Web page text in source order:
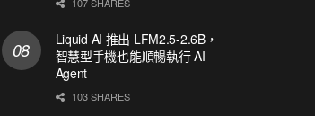
Liquid AI 推出 LFM2.5-2.6B，
智慧型手機也能順暢執行 AI
Agent
103 SHARES